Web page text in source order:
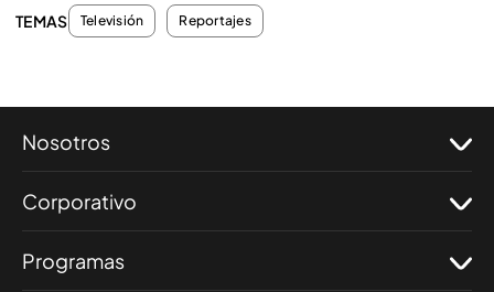
TEMAS Televisión Reportajes
Nosotros
Corporativo
Programas